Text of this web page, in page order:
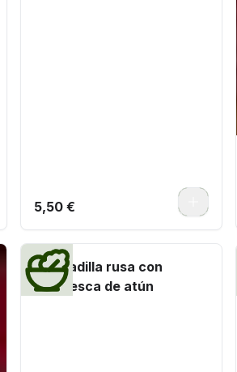
5,50 €
Ensaladilla rusa con
ventresca de atún